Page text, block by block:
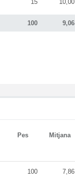
100 9,06
15 10,00
Pes Mitjana
100 7,86